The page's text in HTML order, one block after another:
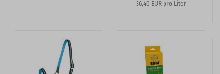
36,40 EUR pro Liter